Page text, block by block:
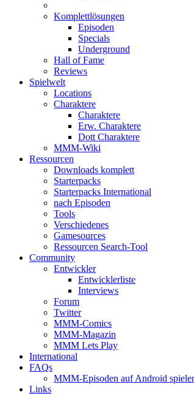
Komplettlösungen
Episoden
Specials
Underground
Hall of Fame
Reviews
Spielwelt
Locations
Charaktere
Charaktere
Erw. Charaktere
Dott Charaktere
MMM-Wiki
Ressourcen
Downloads komplett
Starterpacks
Starterpacks International
nach Episoden
Tools
Verschiedenes
Gamesources
Ressourcen Search-Tool
Community
Entwickler
Entwicklerliste
Interviews
Forum
Twitter
MMM-Comics
MMM-Magazin
MMM Lets Play
International
FAQs
MMM-Episoden auf Android
Links